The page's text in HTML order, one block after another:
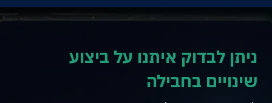
ניתן לבדוק איתנו על ביצוע
שינויים בחבילה